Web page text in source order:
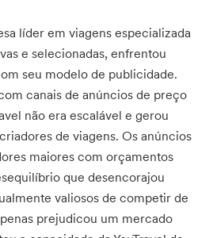
líder em viagens especializada
e selecionadas, enfrentou
seu modelo de publicidade.
canais de anúncios de preço
não era escalável e gerou
de viagens. Os anúncios
maiores com orçamentos
que desencorajou
valiosos de competir de
prejudicou um mercado